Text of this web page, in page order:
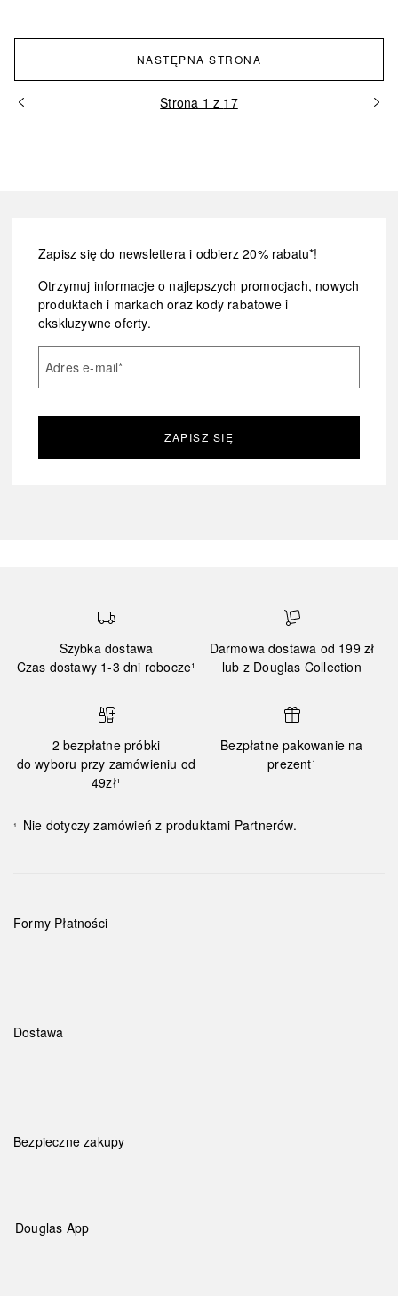
NASTĘPNA STRONA
Strona 1 z 17
Zapisz się do newslettera i odbierz 20% rabatu*!
Otrzymuj informacje o najlepszych promocjach, nowych
produktach i markach oraz kody rabatowe i
ekskluzywne oferty.
Adres e-mail*
ZAPISZ SIĘ
Szybka dostawa
Czas dostawy 1-3 dni robocze¹
Darmowa dostawa od 199 zł
lub z Douglas Collection
2 bezpłatne próbki
do wyboru przy zamówieniu od
49zł¹
Bezpłatne pakowanie na
prezent¹
¹ Nie dotyczy zamówień z produktami Partnerów.
Formy Płatności
Dostawa
Bezpieczne zakupy
Douglas App